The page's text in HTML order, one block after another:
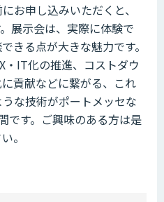
お申し込みいただくと、
展示会は、実際に体験で
きる点が大きな魅力です。
・IT化の推進、コストダウ
貢献などに繋がる、これ
な技術がポートメッセな
です。ご興味のある方は是
。